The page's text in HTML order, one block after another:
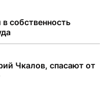
собственность
Чкалов, спасают от